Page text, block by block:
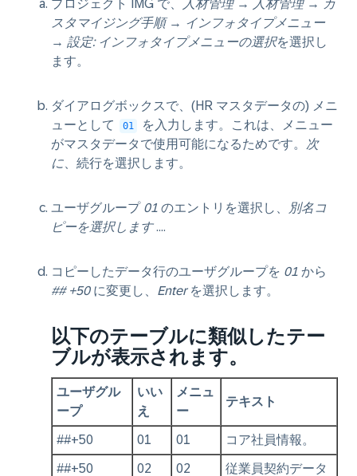
プロジェクト IMG で、 人材管理→ 人材管理→
カ
スタマイジング手順→ インフォタイプメニュー
→ 設定: インフォタイプメニューの選択を選択し
ます。
ダイアログボックスで、(HR マスタデータの) メニ
ューとして
01
を入力します。これは、メニュー
がマスタデータで使用可能になるためです。
次
に 、続行を選択します。
ユーザグループ 01 のエントリを選択し、
別名コ
ピーを選択します....
コピーしたデータ行のユーザグループを 01 から
## +50に変更し、 Enterを選択します。
以下のテーブルに類似したテー
ブルが表示されます。
ユーザグル
ープ
いい
え
メニュ
ー
テキスト
##+50 01 01 コア社員情報。
##+50 02 02 従業員契約データ